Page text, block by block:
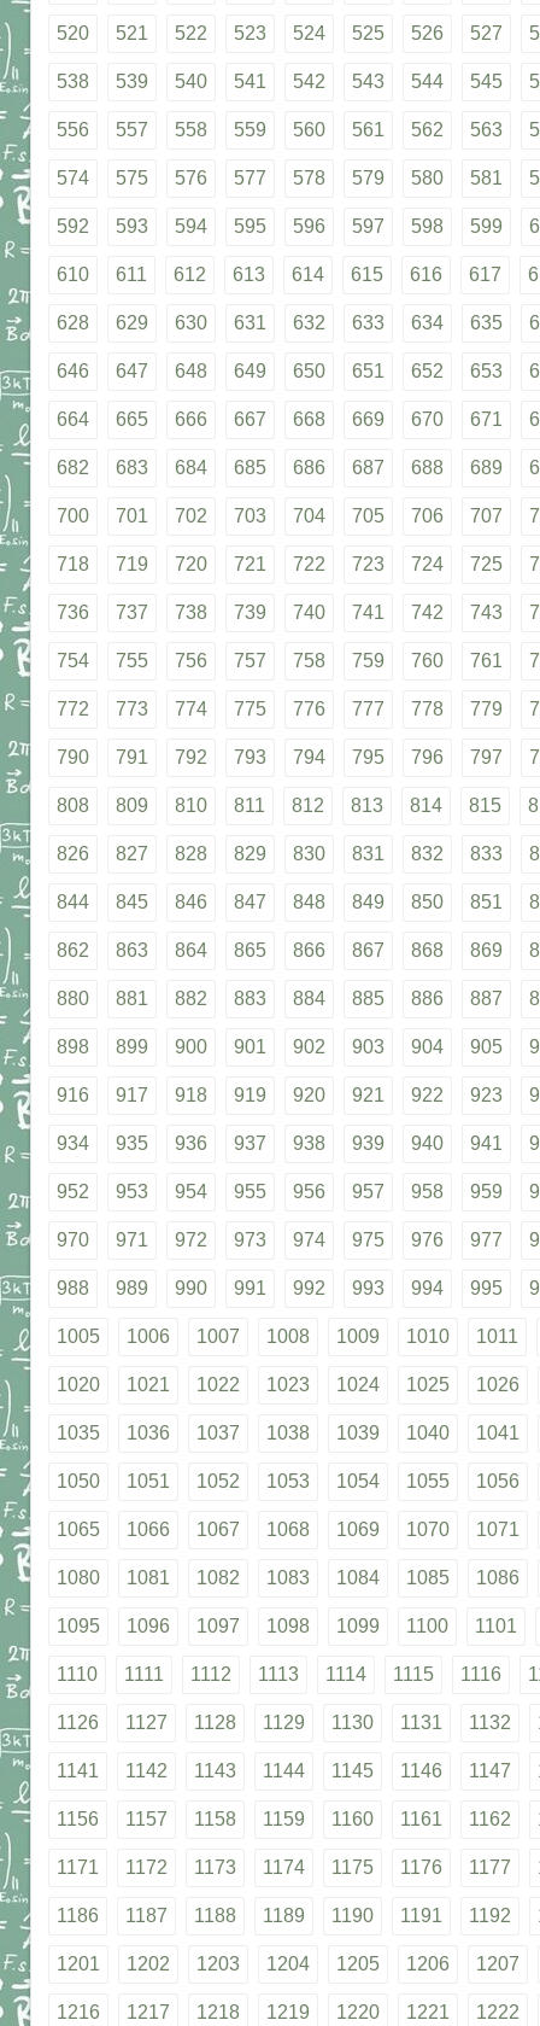
520 521 522 523 524 525 526 527
538 539 540 541 542 543 544 545
556 557 558 559 560 561 562 563
574 575 576 577 578 579 580 581
592 593 594 595 596 597 598 599
610 611 612 613 614 615 616 617
628 629 630 631 632 633 634 635
646 647 648 649 650 651 652 653
664 665 666 667 668 669 670 671
682 683 684 685 686 687 688 689
700 701 702 703 704 705 706 707
718 719 720 721 722 723 724 725
736 737 738 739 740 741 742 743
754 755 756 757 758 759 760 761
772 773 774 775 776 777 778 779
790 791 792 793 794 795 796 797
808 809 810 811 812 813 814 815
826 827 828 829 830 831 832 833
844 845 846 847 848 849 850 851
862 863 864 865 866 867 868 869
880 881 882 883 884 885 886 887
898 899 900 901 902 903 904 905
916 917 918 919 920 921 922 923
934 935 936 937 938 939 940 941
952 953 954 955 956 957 958 959
970 971 972 973 974 975 976 977
988 989 990 991 992 993 994 995
1005 1006 1007 1008 1009 1010 1011
1020 1021 1022 1023 1024 1025 1026
1035 1036 1037 1038 1039 1040 1041
1050 1051 1052 1053 1054 1055 1056
1065 1066 1067 1068 1069 1070 1071
1080 1081 1082 1083 1084 1085 1086
1095 1096 1097 1098 1099 1100 1101
1110 1111 1112 1113 1114 1115 1116
1126 1127 1128 1129 1130 1131 1132
1141 1142 1143 1144 1145 1146 1147
1156 1157 1158 1159 1160 1161 1162
1171 1172 1173 1174 1175 1176 1177
1186 1187 1188 1189 1190 1191 1192
1201 1202 1203 1204 1205 1206 1207
1216 1217 1218 1219 1220 1221 1222